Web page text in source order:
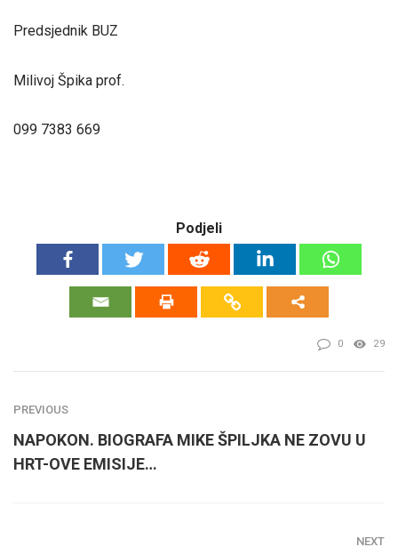
Predsjednik BUZ
Milivoj Špika prof.
099 7383 669
Podjeli
0 29
PREVIOUS
NAPOKON. BIOGRAFA MIKE ŠPILJKA NE ZOVU U
HRT-OVE EMISIJE…
NEXT